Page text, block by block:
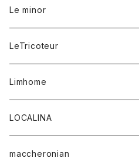
リング
バンダナ
タンクトップ
Tシャツ
カーディガン
シャツ
ワンピース
Tシャツ
レディース
コート
シャツ
Le minor
ボトム
スカート
パンツ
レディース
アウター
カットソー
トップス
シャツ
LeTricoteur
カーディガン
Limhome
LOCALINA
ロングスリーブテーシャツ
maccheronian